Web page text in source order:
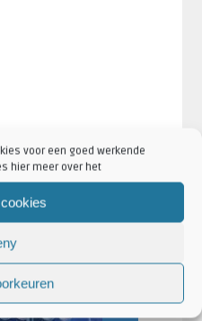
voor een goed werkende
hier meer over het
·Mainstreet·Mainstreet
·